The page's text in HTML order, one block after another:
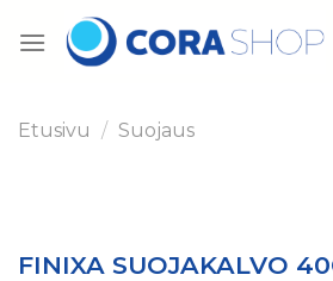
Etusivu / Suojaus
FINIXA SUOJAKALVO